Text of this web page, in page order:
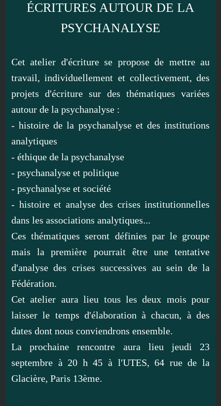
ÉCRITURES AUTOUR DE LA
PSYCHANALYSE
Cet atelier d'écriture se propose de mettre au
travail, individuellement et collectivement, des
projets d'écriture sur des thématiques variées
autour de la psychanalyse :
- histoire de la psychanalyse et des institutions
analytiques
- éthique de la psychanalyse
- psychanalyse et politique
- psychanalyse et société
- histoire et analyse des crises institutionnelles
dans les associations analytiques...
Ces thématiques seront définies par le groupe
mais la première pourrait être une tentative
d'analyse des crises successives au sein de la
Fédération.
Cet atelier aura lieu tous les deux mois pour
laisser le temps d'élaboration à chacun, à des
dates dont nous conviendrons ensemble.
La prochaine rencontre aura lieu jeudi 23
septembre à 20 h 45 à l'UTES, 64 rue de la
Glacière, Paris 13ème.